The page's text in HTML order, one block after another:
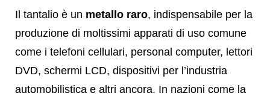
Il tantalio è un metallo raro, indispensabile per la
produzione di moltissimi apparati di uso comune
come i telefoni cellulari, personal computer, lettori
DVD, schermi LCD, dispositivi per l’industria
automobilistica e altri ancora. In nazioni come la